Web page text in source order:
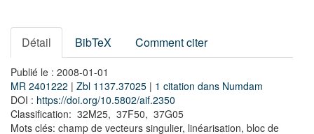
Détail BibTeX Comment citer
Publié le : 2008-01-01
MR 2401222 | Zbl 1137.37025 | 1 citation dans Numdam
DOI : https://doi.org/10.5802/aif.2350
Classification: 32M25, 37F50, 37G05
Mots clés: champ de vecteurs singulier, linéarisation, bloc de